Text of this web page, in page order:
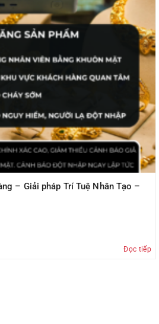
– Giải pháp Trí Tuệ Nhân Tạo –
Đọc tiếp